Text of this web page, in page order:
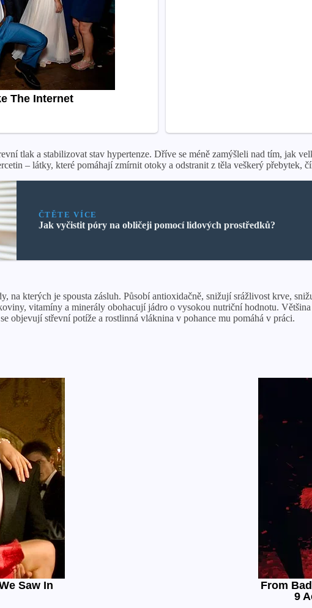
tlak a stabilizovat stav hypertenze. Dříve se méně zamýšleli nad tím, jak
– látky, které pomáhají zmírnit otoky a odstranit z těla veškerý přebytek,
ČTĚTE VÍCE
Jak vyčistit póry na obličeji pomocí lidových prostředků?
kterých je spousta zásluh. Působí antioxidačně, snižují srážlivost krve,
vitamíny a minerály obohacují jádro o vysokou nutriční hodnotu.
objevují střevní potíže a rostlinná vláknina v pohance mu pomáhá v práci.